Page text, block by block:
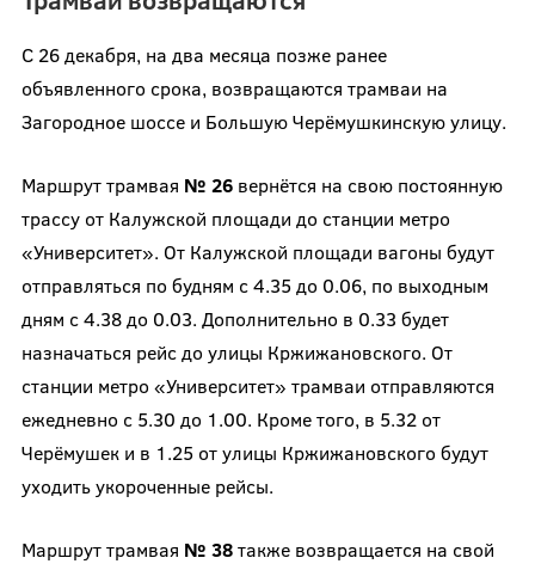
С 26 декабря, на два месяца позже ранее
объявленного срока, возвращаются трамваи на
Загородное шоссе и Большую Черёмушкинскую улицу.
Маршрут трамвая № 26вернётся на свою постоянную
трассу от Калужской площади до станции метро
«Университет». От Калужской площади вагоны будут
отправляться по будням с 4.35 до 0.06, по выходным
дням с 4.38 до 0.03. Дополнительно в 0.33 будет
назначаться рейс до улицы Кржижановского. От
станции метро «Университет» трамваи отправляются
ежедневно с 5.30 до 1.00. Кроме того, в 5.32 от
Черёмушек и в 1.25 от улицы Кржижановского будут
уходить укороченные рейсы.
Маршрут трамвая № 38также возвращается на свой